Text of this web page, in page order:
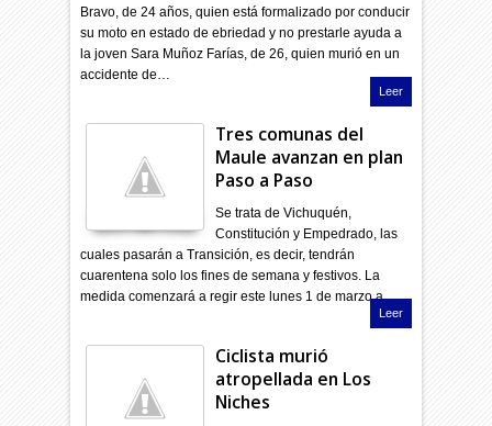
Bravo, de 24 años, quien está formalizado por conducir
su moto en estado de ebriedad y no prestarle ayuda a
la joven Sara Muñoz Farías, de 26, quien murió en un
accidente de…
Leer
Tres comunas del
Maule avanzan en plan
Paso a Paso
Se trata de Vichuquén,
Constitución y Empedrado, las
cuales pasarán a Transición, es decir, tendrán
cuarentena solo los fines de semana y festivos. La
medida comenzará a regir este lunes 1 de marzo a …
Leer
Ciclista murió
atropellada en Los
Niches